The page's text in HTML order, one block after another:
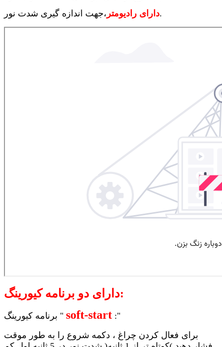
دارای رادیومتر،جهت اندازه گیری شدت نور.
دارای دو برنامه کیورینگ:
برنامه کیورینگ " soft-start :"
برای فعال کردن چراغ ، دکمه شروع را به طور موقت